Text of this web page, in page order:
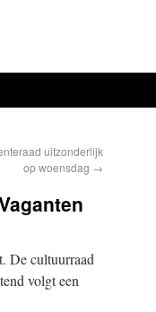
uitzonderlijk
op woensdag →
De cultuurraad
volgt een